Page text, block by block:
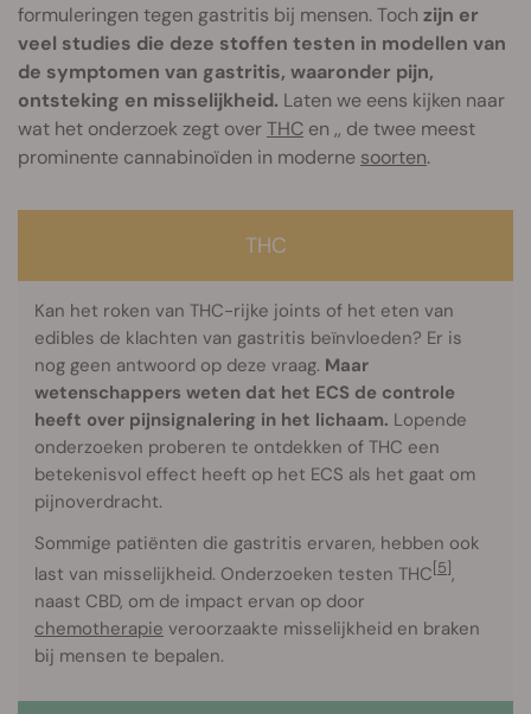
formuleringen tegen gastritis bij mensen. Toch zijn er
veel studies die deze stoffen testen in modellen van
de symptomen van gastritis, waaronder pijn,
ontsteking en misselijkheid. Laten we eens kijken naar
wat het onderzoek zegt overTHC en ,, de twee meest
prominente cannabinoïden in moderne soorten.
THC
Kan het roken van THC-rijke joints of het eten van
edibles de klachten van gastritis beïnvloeden? Er is
nog geen antwoord op deze vraag. Maar
wetenschappers weten dat het ECS de controle
heeft over pijnsignalering in het lichaam. Lopende
onderzoeken proberen te ontdekken of THC een
betekenisvol effect heeft op het ECS als het gaat om
pijnoverdracht.
Sommige patiënten die gastritis ervaren, hebben ook
last van misselijkheid. Onderzoeken testen THC[5],
naast CBD, om de impact ervan op door
chemotherapie veroorzaakte misselijkheid en braken
bij mensen te bepalen.